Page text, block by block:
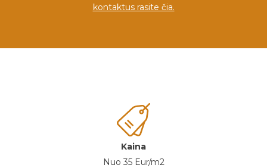
kontaktus rasite čia.
Kaina
Nuo 35 Eur/m2